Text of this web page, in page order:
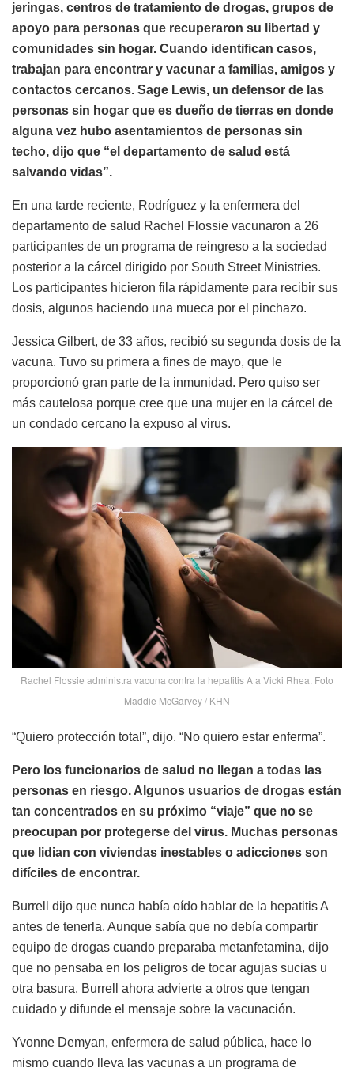
jeringas, centros de tratamiento de drogas, grupos de
apoyo para personas que recuperaron su libertad y
comunidades sin hogar. Cuando identifican casos,
trabajan para encontrar y vacunar a familias, amigos y
contactos cercanos. Sage Lewis, un defensor de las
personas sin hogar que es dueño de tierras en donde
alguna vez hubo asentamientos de personas sin
techo, dijo que “el departamento de salud está
salvando vidas”.
En una tarde reciente, Rodríguez y la enfermera del
departamento de salud Rachel Flossie vacunaron a 26
participantes de un programa de reingreso a la sociedad
posterior a la cárcel dirigido por South Street Ministries.
Los participantes hicieron fila rápidamente para recibir sus
dosis, algunos haciendo una mueca por el pinchazo.
Jessica Gilbert, de 33 años, recibió su segunda dosis de la
vacuna. Tuvo su primera a fines de mayo, que le
proporcionó gran parte de la inmunidad. Pero quiso ser
más cautelosa porque cree que una mujer en la cárcel de
un condado cercano la expuso al virus.
Rachel Flossie administra vacuna contra la hepatitis A a Vicki Rhea. Foto
Maddie McGarvey / KHN
“Quiero protección total”, dijo. “No quiero estar enferma”.
Pero los funcionarios de salud no llegan a todas las
personas en riesgo. Algunos usuarios de drogas están
tan concentrados en su próximo “viaje” que no se
preocupan por protegerse del virus. Muchas personas
que lidian con viviendas inestables o adicciones son
difíciles de encontrar.
Burrell dijo que nunca había oído hablar de la hepatitis A
antes de tenerla. Aunque sabía que no debía compartir
equipo de drogas cuando preparaba metanfetamina, dijo
que no pensaba en los peligros de tocar agujas sucias u
otra basura. Burrell ahora advierte a otros que tengan
cuidado y difunde el mensaje sobre la vacunación.
Yvonne Demyan, enfermera de salud pública, hace lo
mismo cuando lleva las vacunas a un programa de